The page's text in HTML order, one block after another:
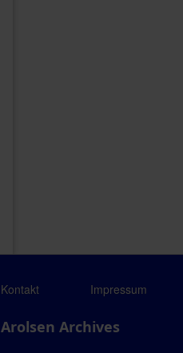
Kontakt Impressum
Arolsen Archives